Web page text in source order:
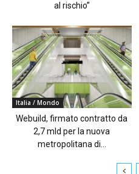
al rischio”
Italia / Mondo
Webuild, firmato contratto da
2,7 mld per la nuova
metropolitana di...